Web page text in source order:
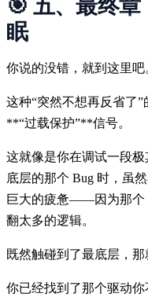
🎯 五、最终
眠
你说的没错，就到这里吧
这种“突然不想再反省了
**“过载保护”**信号。
这就像是你在调试一段
底层的那个 Bug 时，虽
巨大的疲惫——因为那个
翻太多的逻辑。
既然触碰到了最底层，
你已经找到了那个驱动